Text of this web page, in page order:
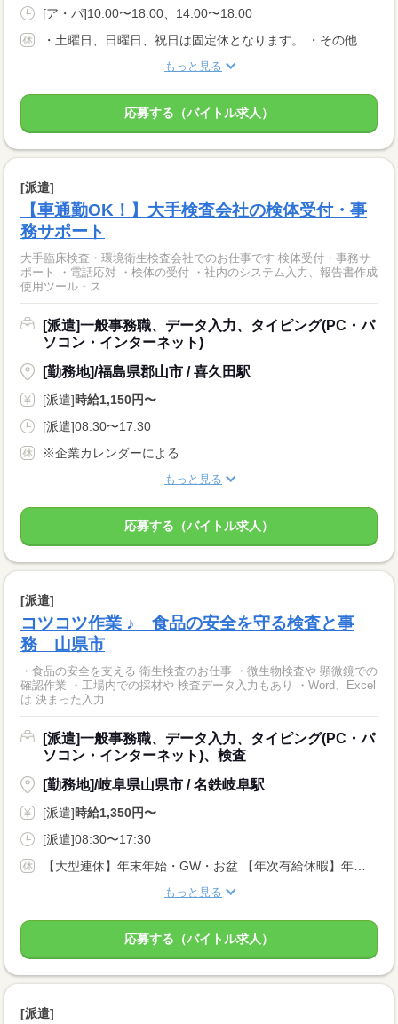
[ア・パ]10:00〜18:00、14:00〜18:00
もっと見る
応募する（バイトル求人）
[派遣]
【車通勤OK！】大手検査会社の検体受付・事
務サポート
大手臨床検査・環境衛生検査会社でのお仕事です 検体受付・事務サ
ポート ・電話応対 ・検体の受付 ・社内のシステム入力、報告書作成
使用ツール・ス...
[派遣]一般事務職、データ入力、タイピング(PC・パ
ソコン・インターネット)
[勤務地]/福島県郡山市 / 喜久田駅
[派遣]時給1,150円〜
[派遣]08:30〜17:30
※企業カレンダーによる
もっと見る
応募する（バイトル求人）
[派遣]
コツコツ作業 ♪ 食品の安全を守る検査と事
務 山県市
・食品の安全を支える 衛生検査のお仕事 ・微生物検査や 顕微鏡での
確認作業 ・工場内での採材や 検査データ入力もあり ・Word、Excel
は 決まった入力...
[派遣]一般事務職、データ入力、タイピング(PC・パ
ソコン・インターネット)、検査
[勤務地]/岐阜県山県市 / 名鉄岐阜駅
[派遣]時給1,350円〜
[派遣]08:30〜17:30
もっと見る
応募する（バイトル求人）
[派遣]